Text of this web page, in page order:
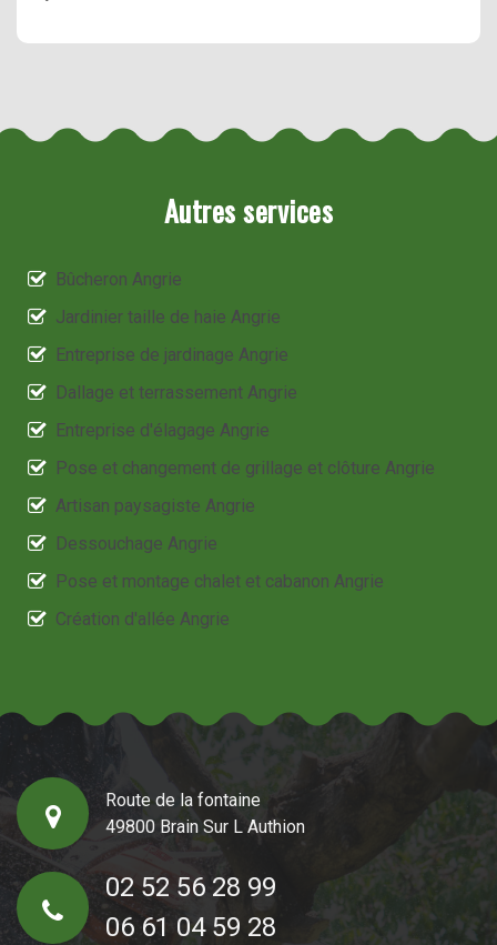
Autres services
Bûcheron Angrie
Jardinier taille de haie Angrie
Entreprise de jardinage Angrie
Dallage et terrassement Angrie
Entreprise d'élagage Angrie
Pose et changement de grillage et clôture Angrie
Artisan paysagiste Angrie
Dessouchage Angrie
Pose et montage chalet et cabanon Angrie
Création d'allée Angrie
Route de la fontaine
49800 Brain Sur L Authion
02 52 56 28 99
06 61 04 59 28